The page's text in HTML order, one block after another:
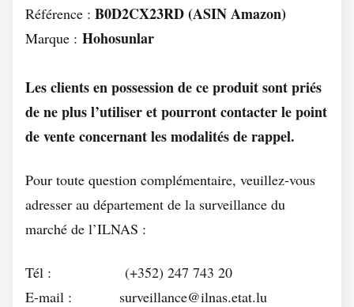
Référence : B0D2CX23RD (ASIN Amazon)
Marque : Hohosunlar
Les clients en possession de ce produit sont priés
de ne plus l’utiliser et pourront contacter le point
de vente concernant les modalités de rappel.
Pour toute question complémentaire, veuillez-vous
adresser au département de la surveillance du
marché de l’ILNAS :
Tél : (+352) 247 743 20
E-mail : surveillance@ilnas.etat.lu